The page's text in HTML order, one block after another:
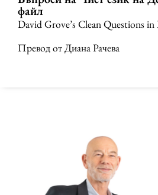
файл
David Grove’s Clean Questions in
Превод от Диана Рачева